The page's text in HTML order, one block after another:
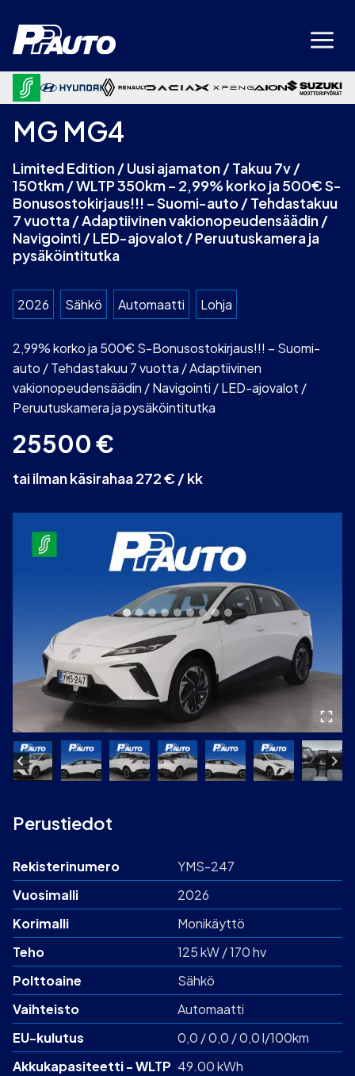
sisältöön
MG MG4
Limited Edition / Uusi ajamaton / Takuu 7v /
150tkm / WLTP 350km – 2,99% korko ja 500€ S-
Bonusostokirjaus!!! – Suomi-auto / Tehdastakuu
7 vuotta / Adaptiivinen vakionopeudensäädin /
Navigointi / LED-ajovalot / Peruutuskamera ja
pysäköintitutka
2026 Sähkö Automaatti Lohja
2,99% korko ja 500€ S-Bonusostokirjaus!!! – Suomi-
auto / Tehdastakuu 7 vuotta / Adaptiivinen
vakionopeudensäädin / Navigointi / LED-ajovalot /
Peruutuskamera ja pysäköintitutka
25500€
tai ilman käsirahaa 272 € / kk
Perustiedot
Rekisterinumero
YMS-247
Vuosimalli
2026
Korimalli
Monikäyttö
Teho
125 kW / 170 hv
Polttoaine
Sähkö
Vaihteisto
Automaatti
EU-kulutus
0,0 / 0,0 / 0,0 l/100km
Akku­kapasiteetti - WLTP 49.00 kWh